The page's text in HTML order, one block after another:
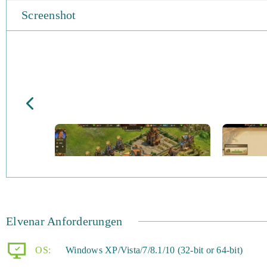
Screenshot
Elvenar Anforderungen
OS: Windows XP/Vista/7/8.1/10 (32-bit or 64-bit)